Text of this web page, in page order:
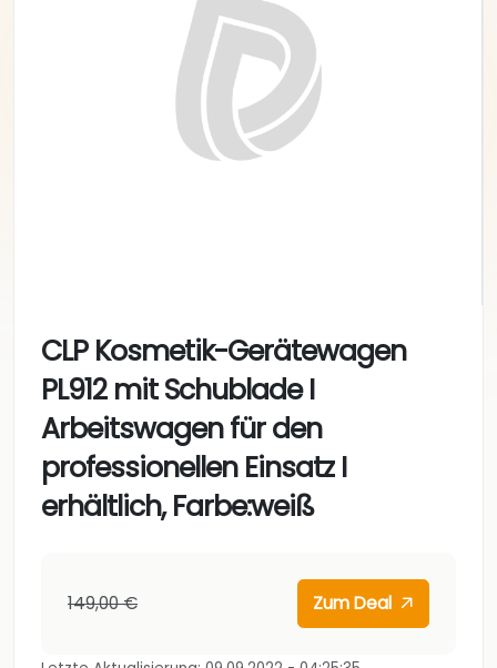
CLP Kosmetik-Gerätewagen
PL912 mit Schublade I
Arbeitswagen für den
professionellen Einsatz I
erhältlich, Farbe:weiß
149,00 € Zum Deal